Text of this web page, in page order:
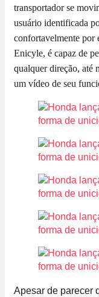
transportador se
usuário identificada
confortavelmente por
Enicyle, é capaz de
qualquer direção, até
um vídeo de seu
Apesar de parecer